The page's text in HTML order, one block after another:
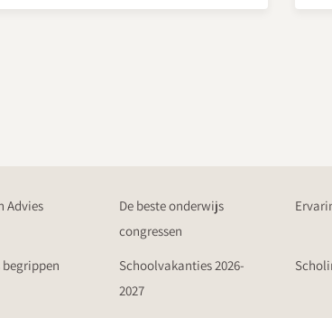
Advies
De beste onderwijs
congressen
Schoolvakanties 2026-
2027